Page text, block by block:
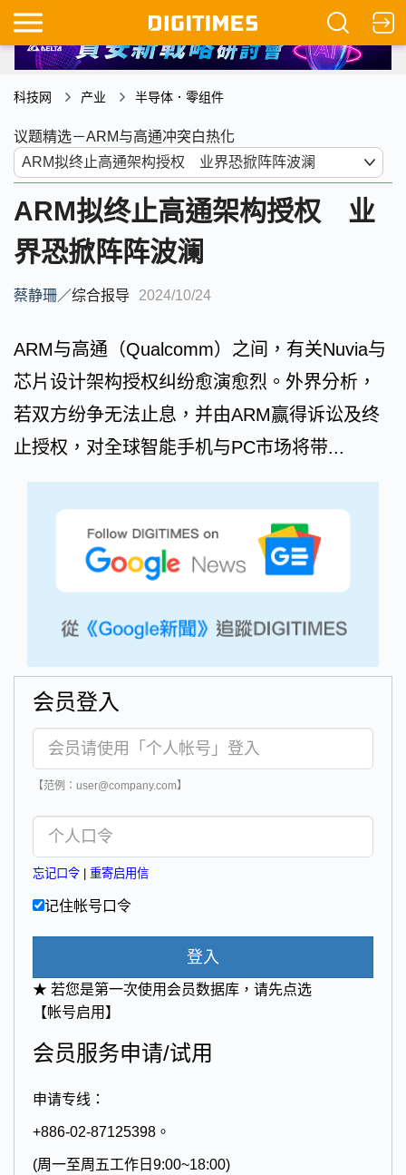
科技网 产业 半导体．零组件
议题精选－ARM与高通冲突白热化
ARM拟终止高通架构授权 业
界恐掀阵阵波澜
蔡静珊／综合报导 2024/10/24
ARM与高通（Qualcomm）之间，有关Nuvia与
芯片设计架构授权纠纷愈演愈烈。外界分析，
若双方纷争无法止息，并由ARM赢得诉讼及终
止授权，对全球智能手机与PC市场将带...
会员登入
【范例：user@company.com】
忘记口令 重寄启用信
记住帐号口令
登入
★ 若您是第一次使用会员数据库，请先点选
【帐号启用】
会员服务申请/试用
申请专线：
+886-02-87125398。
(周一至周五工作日9:00~18:00)